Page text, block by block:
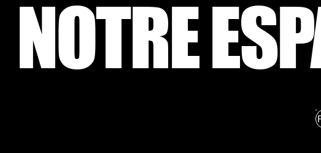
NOTRE